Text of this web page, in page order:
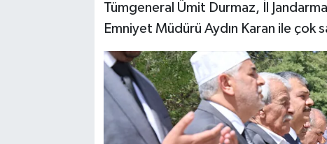
Tümgeneral Ümit Durmaz, İl
Emniyet Müdürü Aydın Karan ile çok